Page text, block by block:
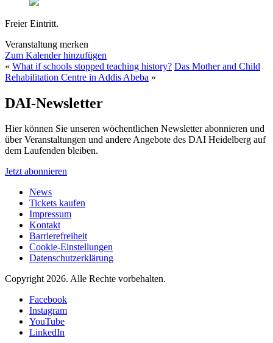
Freier Eintritt.
Veranstaltung merken
Zum Kalender hinzufügen
« What if schools stopped teaching history? Das Mother and Child
Rehabilitation Centre in Addis Abeba »
DAI-Newsletter
Hier können Sie unseren wöchentlichen Newsletter abonnieren und
über Veranstaltungen und andere Angebote des DAI Heidelberg auf
dem Laufenden bleiben.
Jetzt abonnieren
News
Tickets kaufen
Impressum
Kontakt
Barrierefreiheit
Cookie-Einstellungen
Datenschutzerklärung
Copyright 2026. Alle Rechte vorbehalten.
Facebook
Instagram
YouTube
LinkedIn